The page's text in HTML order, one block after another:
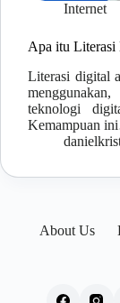
Internet
Apa itu Literasi
Literasi digital
teknologi
Kemampuan
About Us